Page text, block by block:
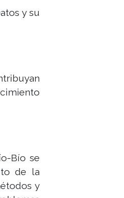
y su
Bío se
de la
y